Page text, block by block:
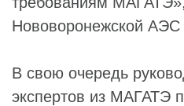
Нововоронежской АЭС
В свою очередь
экспертов из МАГАТЭ